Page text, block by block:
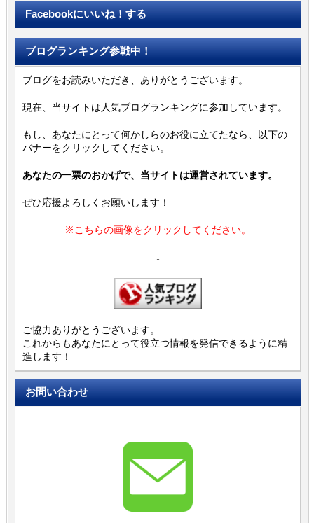
Facebookにいいね！する
ブログランキング参戦中！
ブログをお読みいただき、ありがとうございます。
現在、当サイトは人気ブログランキングに参加しています。
もし、あなたにとって何かしらのお役に立てたなら、以下の
バナーをクリックしてください。
あなたの一票のおかげで、当サイトは運営されています。
ぜひ応援よろしくお願いします！
※こちらの画像をクリックしてください。
↓
ご協力ありがとうございます。
これからもあなたにとって役立つ情報を発信できるように精
進します！
お問い合わせ